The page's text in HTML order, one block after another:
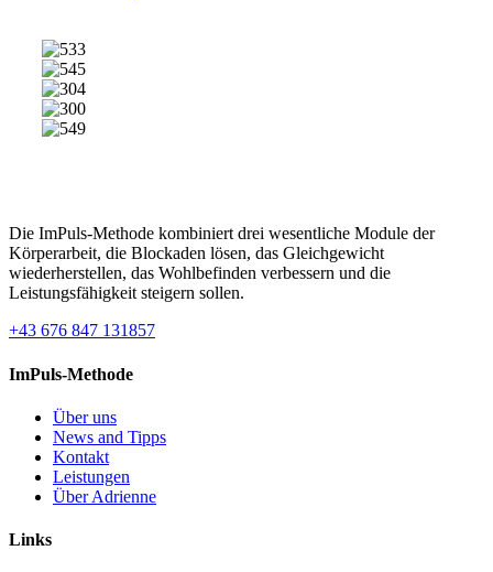
Die ImPuls-Methode kombiniert drei wesentliche Module der
Körperarbeit, die Blockaden lösen, das Gleichgewicht
wiederherstellen, das Wohlbefinden verbessern und die
Leistungsfähigkeit steigern sollen.
+43 676 847 131857
ImPuls-Methode
Über uns
News and Tipps
Kontakt
Leistungen
Über Adrienne
Links